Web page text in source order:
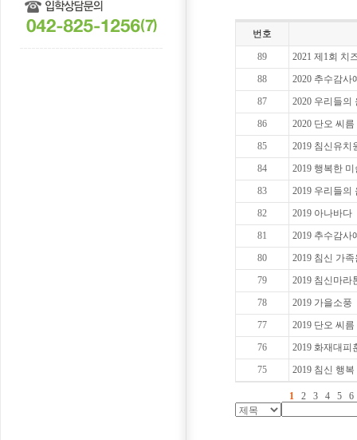
번호
89
2021 제1회 치
88
2020 추수감사
87
2020 우리들의
86
2020 단오 씨
85
2019 침신유치
84
2019 행복한
83
2019 우리들의
82
2019 아나바다
81
2019 추수감사
80
2019 침신 가
79
2019 침신마라
78
2019 가을소풍
77
2019 단오 씨
76
2019 화재대피
75
2019 침신 행
1 2 3 4 5 6